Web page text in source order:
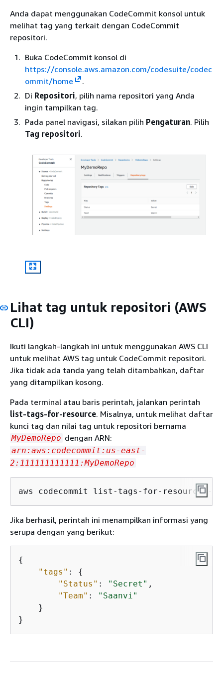
Anda dapat menggunakan CodeCommit konsol untuk
melihat tag yang terkait dengan CodeCommit
repositori.
Buka CodeCommit konsol di
https://console.aws.amazon.com/codesuite/codec
ommit/home
.
Di Repositori, pilih nama repositori yang Anda
ingin tampilkan tag.
Pada panel navigasi, silakan pilih Pengaturan. Pilih
Tag repositori.
Lihat tag untuk repositori (AWS
CLI)
Ikuti langkah-langkah ini untuk menggunakan AWS CLI
untuk melihat AWS tag untuk CodeCommit repositori.
Jika tidak ada tanda yang telah ditambahkan, daftar
yang ditampilkan kosong.
Pada terminal atau baris perintah, jalankan perintah
list-tags-for-resource. Misalnya, untuk melihat daftar
kunci tag dan nilai tag untuk repositori bernama
MyDemoRepo dengan ARN:
arn:aws:codecommit:us-east-
2:111111111111:MyDemoRepo
aws codecommit list-tags-for-resource --
Jika berhasil, perintah ini menampilkan informasi yang
serupa dengan yang berikut:
{
"tags" : {
"Status" : "Secret" ,
"Team" :
"Saanvi"
    }
}